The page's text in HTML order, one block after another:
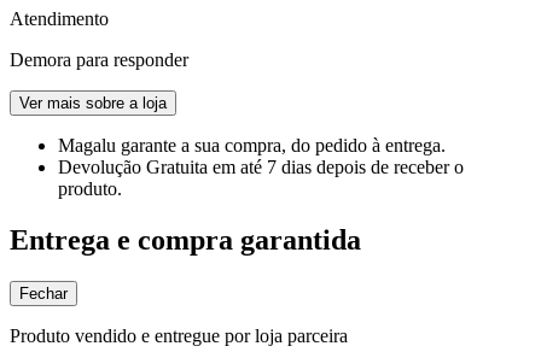
Atendimento
Demora para responder
Ver mais sobre a loja
Magalu garante a sua compra, do pedido à entrega.
Devolução Gratuita em até 7 dias depois de receber o
produto.
Entrega e compra garantida
Fechar
Produto vendido e entregue por loja parceira